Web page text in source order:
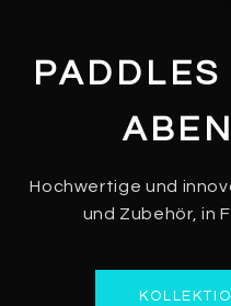
Hochwertige und
und Zubehör, in